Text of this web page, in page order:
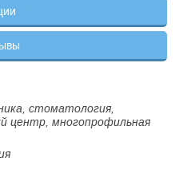
стоматология,
центр, многопрофильная